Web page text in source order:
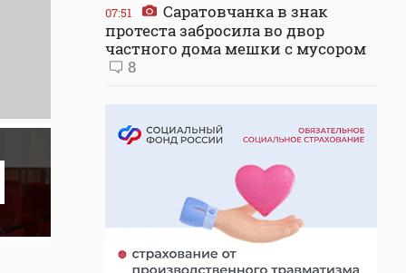
07:51
Саратовчанка в знак
протеста забросила во двор
частного дома мешки с мусором
8